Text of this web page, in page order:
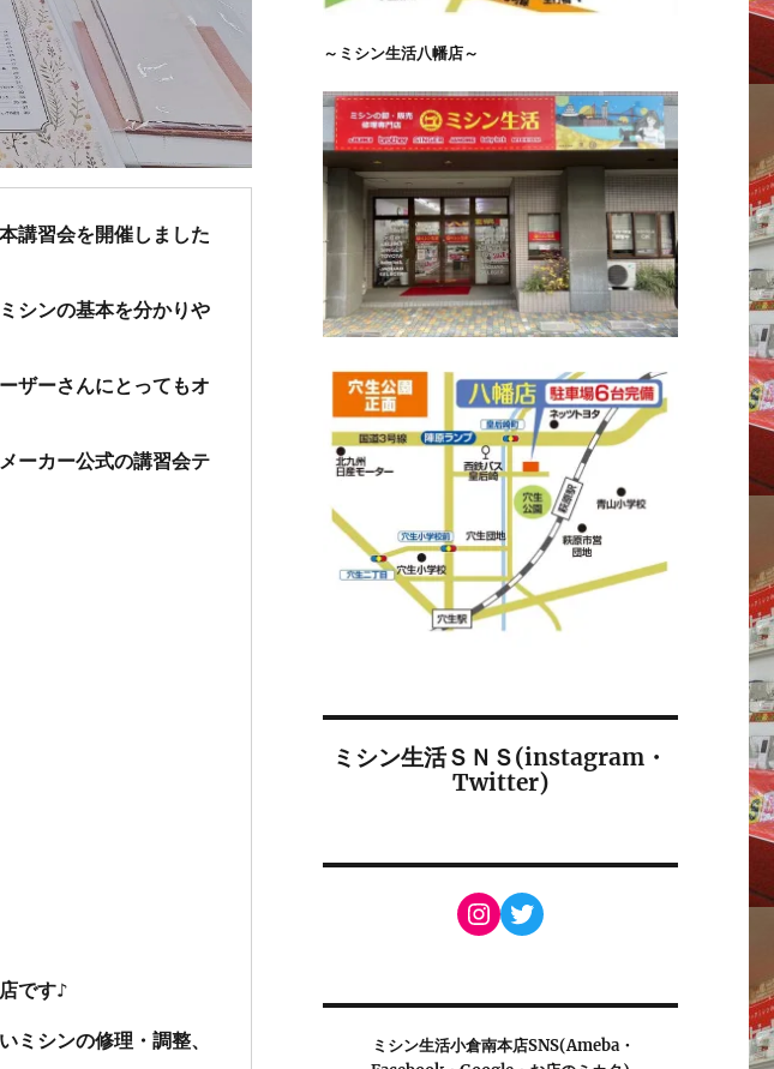
講習会を開催しました
シンの基本を分かりや
ザーさんにとってもオ
ーカー公式の講習会テ
です♪
ミシンの修理・調整、
～ミシン生活八幡店～
ミシン生活ＳＮＳ(instagram・
Twitter)
Instagram
Twitter
ミシン生活小倉南本店SNS(Ameba・